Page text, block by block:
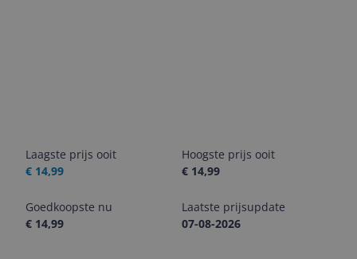
Laagste prijs ooit
€ 14,99
Hoogste prijs ooit
€ 14,99
Goedkoopste nu
€ 14,99
Laatste prijsupdate
07-08-2026